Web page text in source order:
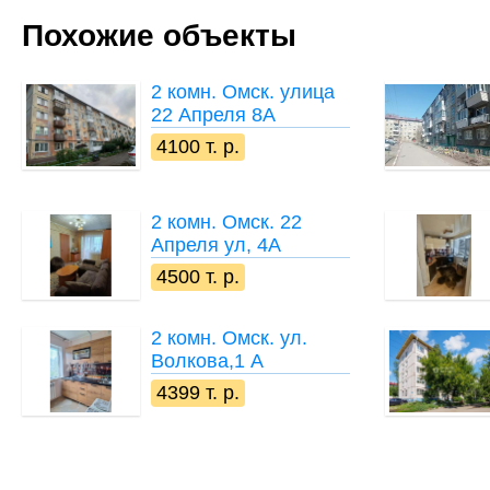
Похожие объекты
2 комн. Омск. улица
22 Апреля 8А
4100 т. р.
2 комн. Омск. 22
Апреля ул, 4А
4500 т. р.
2 комн. Омск. ул.
Волкова,1 А
4399 т. р.